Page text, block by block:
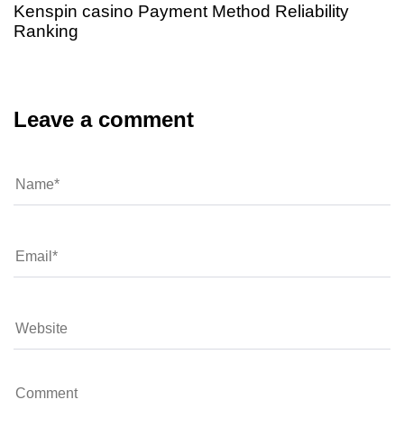
Kenspin casino Payment Method Reliability
Ranking
Leave a comment